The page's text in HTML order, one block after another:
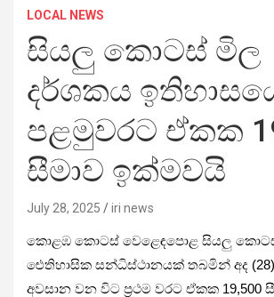
LOCAL NEWS
සියලු කොටස් මිල
දර්ශකය
පළමුවරට ඒකක
සීමාව ඉක්මවයි
July 28, 2025 iri news
කොළඹ කොටස් වෙළෙඳපොළ සියලු
ඓතිහාසික සන්ධිස්ථානයක් තබමින් අද
අවසාන වන විට ප්‍රථම වරට ඒකක 19,500